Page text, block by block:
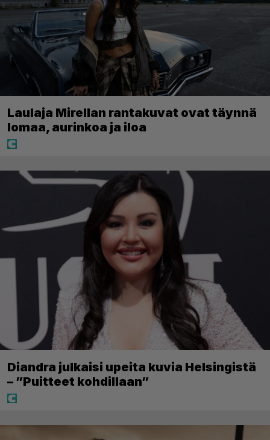
Laulaja Mirellan rantakuvat ovat täynnä
lomaa, aurinkoa ja iloa
Diandra julkaisi upeita kuvia Helsingistä
– ”Puitteet kohdillaan”